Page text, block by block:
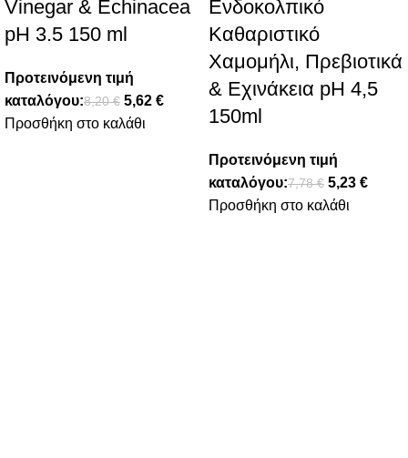
Vinegar & Echinacea
pH 3.5 150 ml
Προτεινόμενη τιμή
καταλόγου:8,20€ 5,62 €
Προσθήκη στο καλάθι
Ενδοκολπικό
Καθαριστικό
Χαμομήλι, Πρεβιοτικά
& Εχινάκεια pH 4,5
150ml
Προτεινόμενη τιμή
καταλόγου:7,78€ 5,23 €
Προσθήκη στο καλάθι